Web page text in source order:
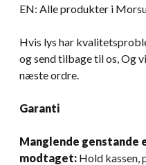
EN: Alle produkter i
Hvis lys har
og send tilbage til os, Og
næste ordre.
Garanti
Manglende
modtaget: Hold kassen,